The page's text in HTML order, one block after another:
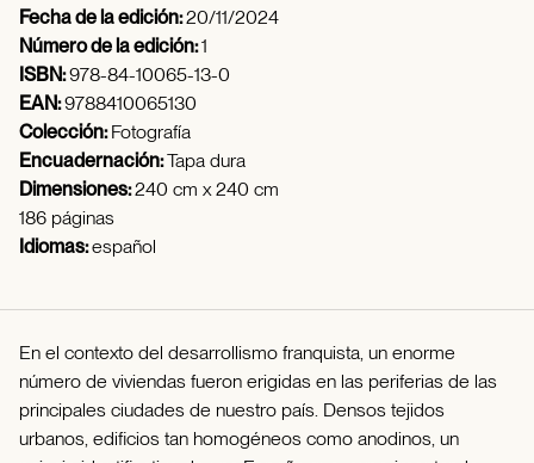
Fecha de la edición:20/11/2024
Número de la edición:1
ISBN:978-84-10065-13-0
EAN:9788410065130
Colección:Fotografía
Encuadernación:Tapa dura
Dimensiones:240 cm x 240 cm
186 páginas
Idiomas:español
En el contexto del desarrollismo franquista, un enorme
número de viviendas fueron erigidas en las periferias de las
principales ciudades de nuestro país. Densos tejidos
urbanos, edificios tan homogéneos como anodinos, un